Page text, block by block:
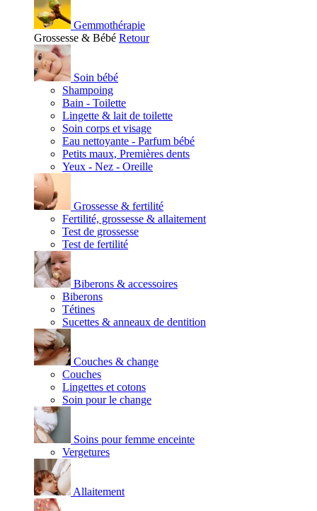
Gemmothérapie
Grossesse & Bébé Retour
Soin bébé
Shampoing
Bain - Toilette
Lingette & lait de toilette
Soin corps et visage
Eau nettoyante - Parfum bébé
Petits maux, Premières dents
Yeux - Nez - Oreille
Grossesse & fertilité
Fertilité, grossesse & allaitement
Test de grossesse
Test de fertilité
Biberons & accessoires
Biberons
Tétines
Sucettes & anneaux de dentition
Couches & change
Couches
Lingettes et cotons
Soin pour le change
Soins pour femme enceinte
Vergetures
Allaitement